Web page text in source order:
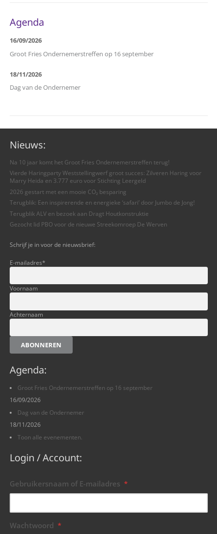
Agenda
16/09/2026
Groot Fries Ondernemerstreffen op 16 september
18/11/2026
Dag van de Ondernemer
Nieuws:
Na 10 jaar komt het Groot Fries Ondernemerstreffen terug!
Vierde Haringparty Weststellingwerf groot succes: Zilveren Haring voor
Marry Heida en 3.777 euro voor Stichting Leergeld
2026 gestart met een mooie CO₂ besparing
Terugblik: Een inspirerende en energieke ‘safari’ door Jumbo de Jong!
Terugblik ALV en bezoek aan Dragt Houtkonstruktie
Gezocht lid PBO voor de nieuwe Streekomroep De Werven
Schrijf je in voor de nieuwsbrief:
E-mailadres*
Voornaam
Achternaam
ABONNEREN
Agenda:
Groot Fries Ondernemerstreffen op 16 september
16/09/2026
Dag van de Ondernemer
18/11/2026
Toon alle evenementen.
Login / Account:
Gebruikersnaam of E-mailadres *
Wachtwoord *